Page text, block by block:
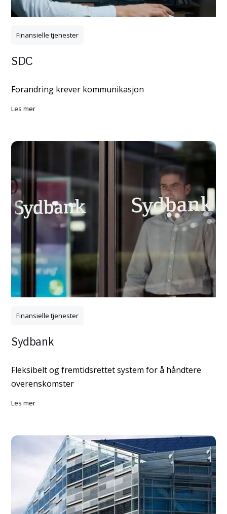
Finansielle tjenester
SDC
Forandring krever kommunikasjon
les mer
Finansielle tjenester
Sydbank
Fleksibelt og fremtidsrettet system for å håndtere
overenskomster
les mer